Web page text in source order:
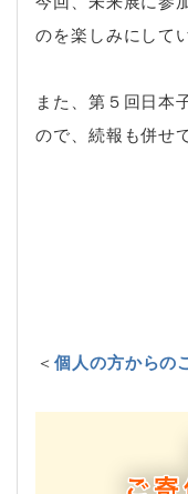
のを楽しみにして
また、第５回日本
ので、続報も併せ
＜個人の方からの